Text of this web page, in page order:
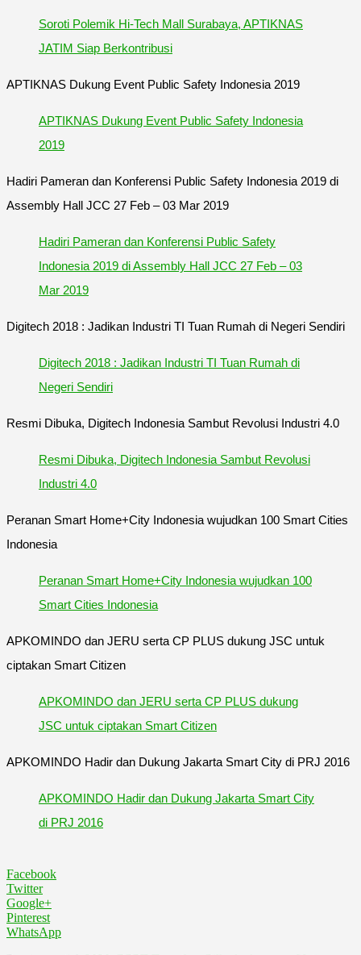
Soroti Polemik Hi-Tech Mall Surabaya, APTIKNAS
JATIM Siap Berkontribusi
APTIKNAS Dukung Event Public Safety Indonesia 2019
APTIKNAS Dukung Event Public Safety Indonesia
2019
Hadiri Pameran dan Konferensi Public Safety Indonesia 2019 di
Assembly Hall JCC 27 Feb – 03 Mar 2019
Hadiri Pameran dan Konferensi Public Safety
Indonesia 2019 di Assembly Hall JCC 27 Feb – 03
Mar 2019
Digitech 2018 : Jadikan Industri TI Tuan Rumah di Negeri Sendiri
Digitech 2018 : Jadikan Industri TI Tuan Rumah di
Negeri Sendiri
Resmi Dibuka, Digitech Indonesia Sambut Revolusi Industri 4.0
Resmi Dibuka, Digitech Indonesia Sambut Revolusi
Industri 4.0
Peranan Smart Home+City Indonesia wujudkan 100 Smart Cities
Indonesia
Peranan Smart Home+City Indonesia wujudkan 100
Smart Cities Indonesia
APKOMINDO dan JERU serta CP PLUS dukung JSC untuk
ciptakan Smart Citizen
APKOMINDO dan JERU serta CP PLUS dukung
JSC untuk ciptakan Smart Citizen
APKOMINDO Hadir dan Dukung Jakarta Smart City di PRJ 2016
APKOMINDO Hadir dan Dukung Jakarta Smart City
di PRJ 2016
Facebook
Twitter
Google+
Pinterest
WhatsApp